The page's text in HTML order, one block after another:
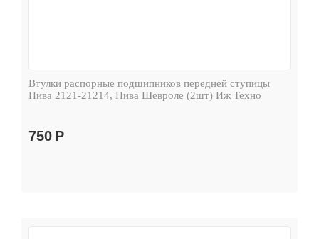
Втулки распорные подшипников передней ступицы
Нива 2121-21214, Нива Шевроле (2шт) Иж Техно
750 Р